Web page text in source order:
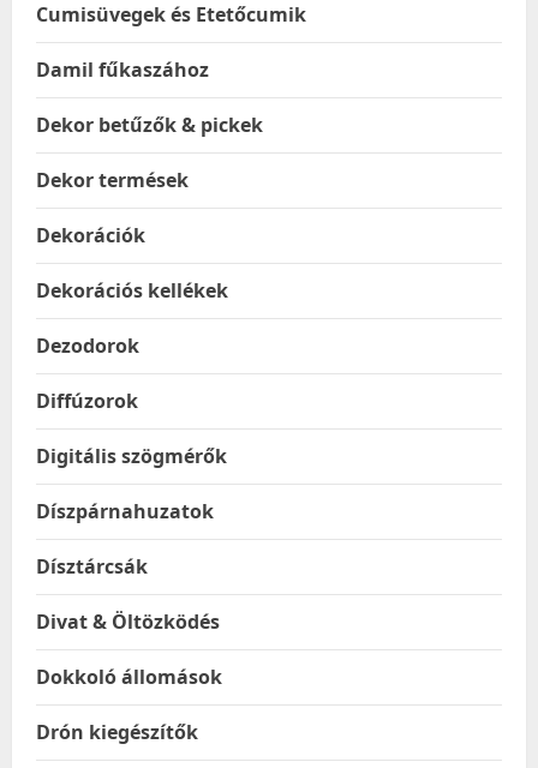
Cumisüvegek és Etetőcumik
Damil fűkaszához
Dekor betűzők & pickek
Dekor termések
Dekorációk
Dekorációs kellékek
Dezodorok
Diffúzorok
Digitális szögmérők
Díszpárnahuzatok
Dísztárcsák
Divat & Öltözködés
Dokkoló állomások
Drón kiegészítők